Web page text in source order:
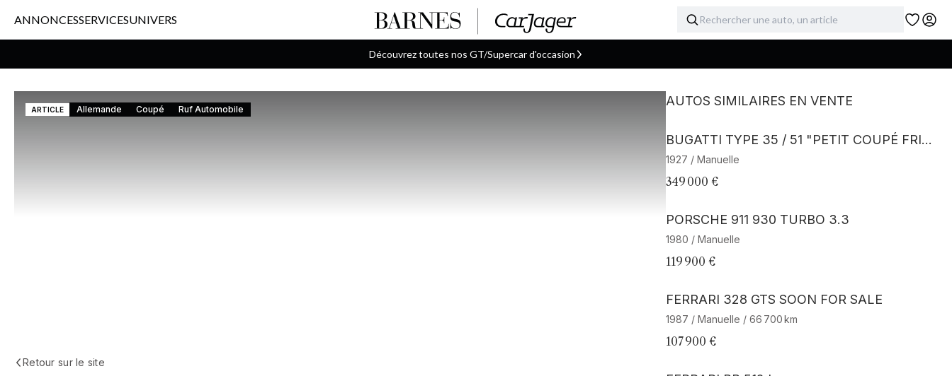
ANNONCESSERVICESUNIVERS
Découvrez toutes nos GT/Supercar d'occasion
ARTICLE Allemande Coupé Ruf Automobile
Retour sur le site
AUTOS SIMILAIRES EN VENTE
Barnes Exclusive
BUGATTI TYPE 35 / 51 "PETIT COUPÉ FRID
ERICH"
1927 / Manuelle
349 000 €
Barnes Exclusive PORSCHE 911 930 TURBO 3.3
1980 / Manuelle
119 900 €
Barnes Exclusive
FERRARI 328 GTS SOON FOR SALE
1987 / Manuelle / 66 700 km
107 900 €